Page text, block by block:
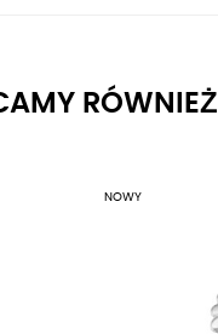
RÓWNIEŻ
NOWY